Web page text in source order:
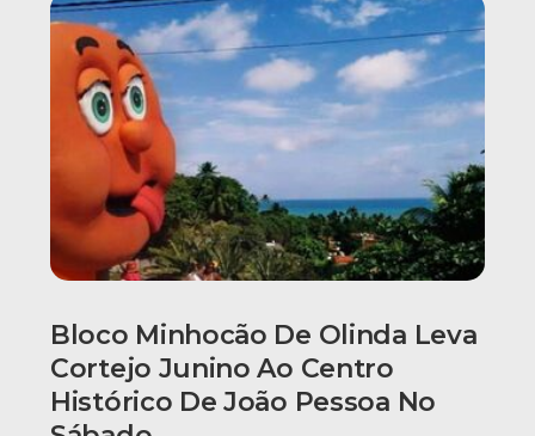
Bloco Minhocão De Olinda Leva
Cortejo Junino Ao Centro
Histórico De João Pessoa No